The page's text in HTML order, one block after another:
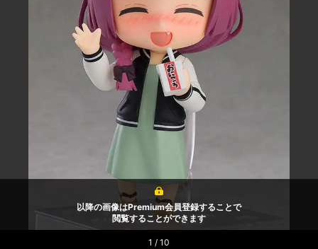
以降の画像はPremium会員登録することで
閲覧することができます
1 / 10